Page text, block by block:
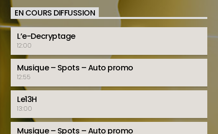
EN COURS DIFFUSSION
L’e-Decryptage
12:00
Musique – Spots – Auto promo
12:55
Le13H
13:00
Musique – Spots – Auto promo